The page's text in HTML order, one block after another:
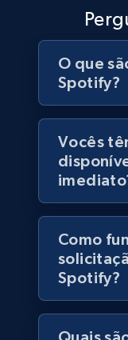
URL, Post id,
Content, Date
comments,
6.6K+
Indeed job
Jobid,
title,
Business
O que
Spotify?
Vocês
Como
Spotify?